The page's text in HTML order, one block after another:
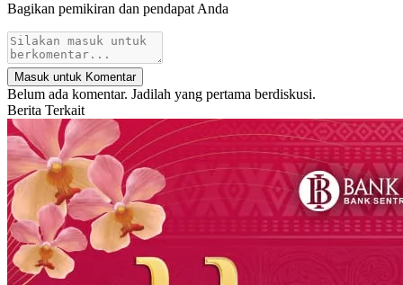
Bagikan pemikiran dan pendapat Anda
Masuk untuk Komentar
Belum ada komentar. Jadilah yang pertama berdiskusi.
Berita Terkait